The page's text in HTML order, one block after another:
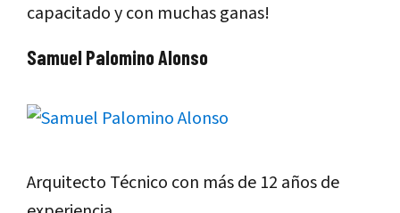
capacitado y con muchas ganas!
Samuel Palomino Alonso
Arquitecto Técnico con más de 12 años de